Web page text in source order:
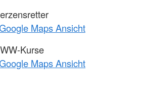
Maps Ansicht
Kurse
Maps Ansicht